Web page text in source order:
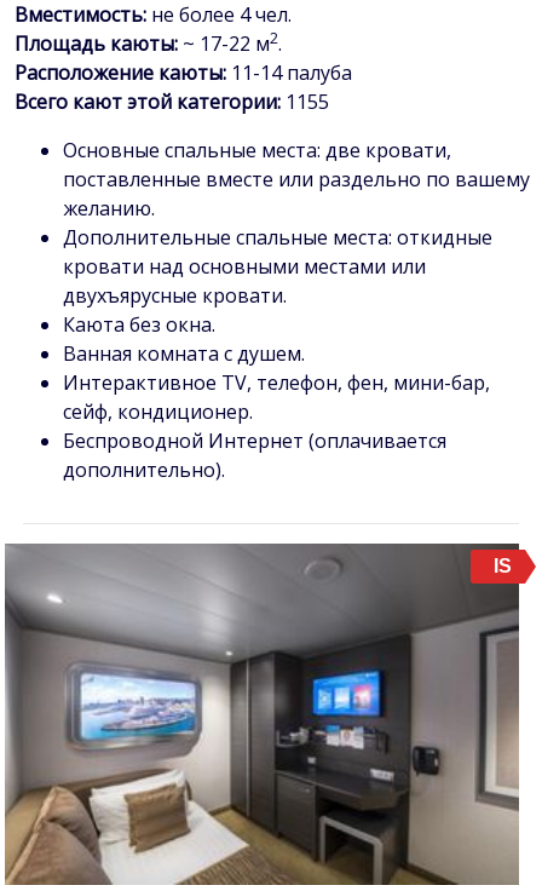
Вместимость: не более 4 чел.
Площадь каюты: ~ 17-22 м2.
Расположение каюты: 11-14 палуба
Всего кают этой категории: 1155
Основные спальные места: две кровати,
поставленные вместе или раздельно по вашему
желанию.
Дополнительные спальные места: откидные
кровати над основными местами или
двухъярусные кровати.
Каюта без окна.
Ванная комната с душем.
Интерактивное TV, телефон, фен, мини-бар,
сейф, кондиционер.
Беспроводной Интернет (оплачивается
дополнительно).
IS